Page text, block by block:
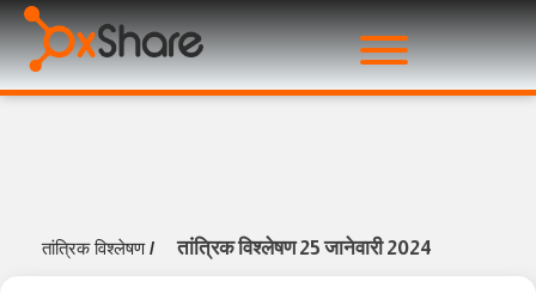
तांत्रिक विश्लेषण/ तांत्रिक विश्लेषण 25 जानेवारी 2024